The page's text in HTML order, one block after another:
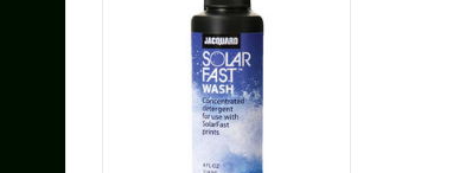
auf
Drucken und verringert das Risiko
von Rückfärbungen beim
Waschen.